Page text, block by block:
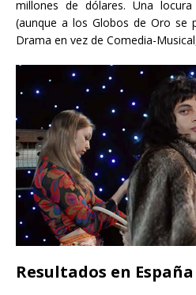
millones de dólares. Una
(aunque a los Globos de Oro se
Drama en vez de Comedia-
Resultados en España